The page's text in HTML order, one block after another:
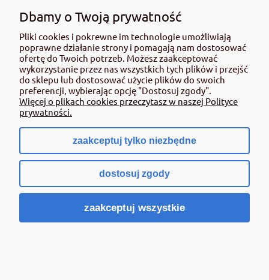
DZIAŁ ROLNICZY
54 237 15 35
+48 662 108 693
sklep@rolmat.pl
DZIAŁ DOM I OGRÓD
54 237 05 46
+48 571 808 745
sklep@rolmat.pl
Dbamy o Twoją prywatność
Pliki cookies i pokrewne im technologie umożliwiają
poprawne działanie strony i pomagają nam dostosować
ofertę do Twoich potrzeb. Możesz zaakceptować
wykorzystanie przez nas wszystkich tych plików i przejść
do sklepu lub dostosować użycie plików do swoich
preferencji, wybierając opcję "Dostosuj zgody".
Więcej o plikach cookies przeczytasz w naszej Polityce
prywatności.
zaakceptuj tylko niezbędne
dostosuj zgody
zaakceptuj wszystkie